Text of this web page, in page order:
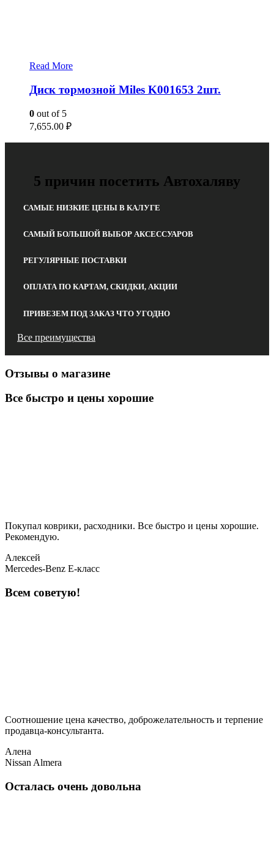
Read More
Диск тормозной Miles K001653 2шт.
0 out of 5
7,655.00 ₽
5 причин посетить Автохаляву
САМЫЕ НИЗКИЕ ЦЕНЫ В КАЛУГЕ
САМЫЙ БОЛЬШОЙ ВЫБОР АКСЕССУАРОВ
РЕГУЛЯРНЫЕ ПОСТАВКИ
ОПЛАТА ПО КАРТАМ, СКИДКИ, АКЦИИ
ПРИВЕЗЕМ ПОД ЗАКАЗ ЧТО УГОДНО
Все преимущества
Отзывы о магазине
Все быстро и цены хорошие
Покупал коврики, расходники. Все быстро и цены хорошие.
Рекомендую.
Алексей
Mercedes-Benz E-класс
Всем советую!
Соотношение цена качество, доброжелательность и терпение
продавца-консультанта.
Алена
Nissan Almera
Осталась очень довольна